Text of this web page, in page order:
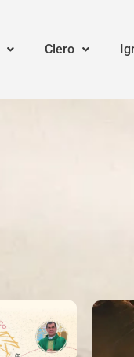
Clero